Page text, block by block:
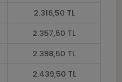
2.316,50 TL
2.357,50 TL
2.398,50 TL
2.439,50 TL